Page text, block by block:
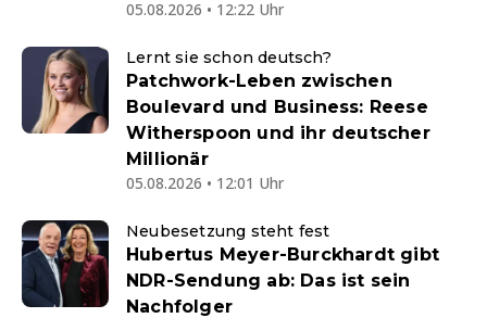
05.08.2026 • 12:22 Uhr
Lernt sie schon deutsch?
Patchwork-Leben zwischen
Boulevard und Business: Reese
Witherspoon und ihr deutscher
Millionär
05.08.2026 • 12:01 Uhr
Neubesetzung steht fest
Hubertus Meyer-Burckhardt gibt
NDR-Sendung ab: Das ist sein
Nachfolger